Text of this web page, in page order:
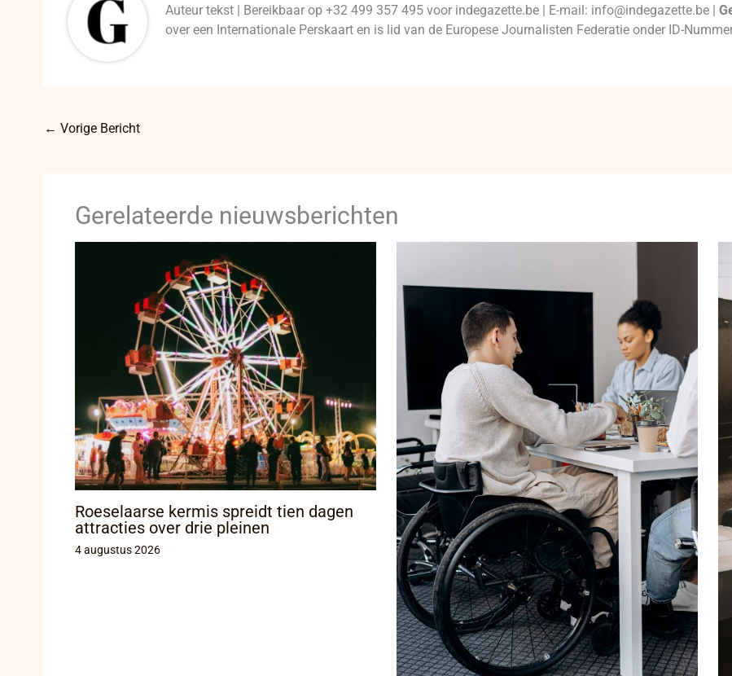
Auteur tekst | Bereikbaar op +32 499 357 495 voor indegazette.be | E-mail: info@indegazette.be |
over een Internationale Perskaart en is lid van de Europese Journalisten Federatie onder ID-
← Vorige Bericht
Gerelateerde nieuwsberichten
Roeselaarse kermis spreidt tien dagen
attracties over drie pleinen
4 augustus 2026